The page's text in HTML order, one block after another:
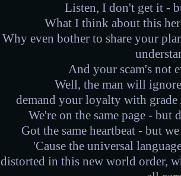
Listen, I don't get it -
What I think about this
Why even bother to share your
And your scam's not
Well, the man will
demand your loyalty with grade
We're on the same page - but
Got the same heartbeat - but
'Cause the universal
distorted in this new world order,